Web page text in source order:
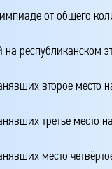
от общего
республиканском
второе место
третье место
место